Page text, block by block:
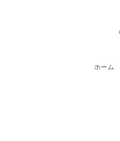
ホーム